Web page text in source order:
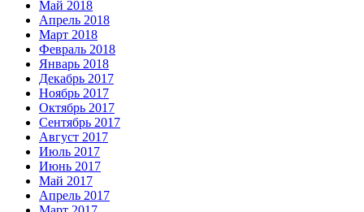
Май 2018
Апрель 2018
Март 2018
Февраль 2018
Январь 2018
Декабрь 2017
Ноябрь 2017
Октябрь 2017
Сентябрь 2017
Август 2017
Июль 2017
Июнь 2017
Май 2017
Апрель 2017